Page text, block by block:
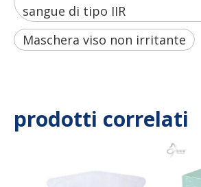
sangue di tipo IIR
Maschera viso non irritante
prodotti correlati